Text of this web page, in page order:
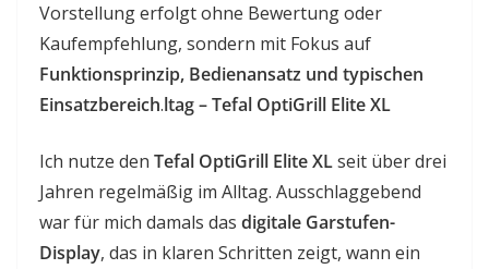
Vorstellung erfolgt ohne Bewertung oder
Kaufempfehlung, sondern mit Fokus auf
Funktionsprinzip, Bedienansatz und typischen
Einsatzbereich.ltag – Tefal OptiGrill Elite XL
Ich nutze den Tefal OptiGrill Elite XLseit über drei
Jahren regelmäßig im Alltag. Ausschlaggebend
war für mich damals das digitale Garstufen-
Display, das in klaren Schritten zeigt, wann ein